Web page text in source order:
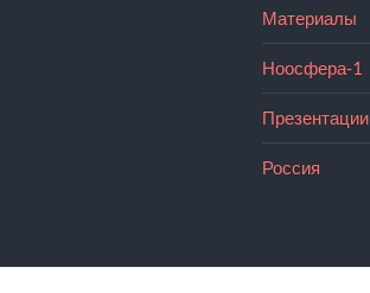
Материалы
Ноосфера-1
Презентации
Россия